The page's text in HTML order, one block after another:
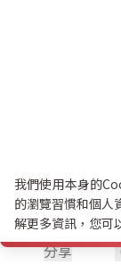
分享
我們使用本身的
的瀏覽習慣和個人
解更多資訊，您可